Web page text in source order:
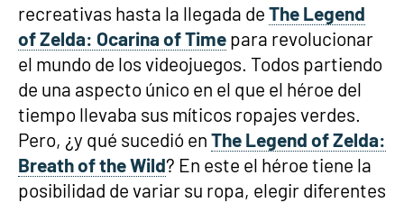
recreativas hasta la llegada de The Legend
of Zelda: Ocarina of Time para revolucionar
el mundo de los videojuegos. Todos partiendo
de una aspecto único en el que el héroe del
tiempo llevaba sus míticos ropajes verdes.
Pero, ¿y qué sucedió en The Legend of Zelda:
Breath of the Wild? En este el héroe tiene la
posibilidad de variar su ropa, elegir diferentes